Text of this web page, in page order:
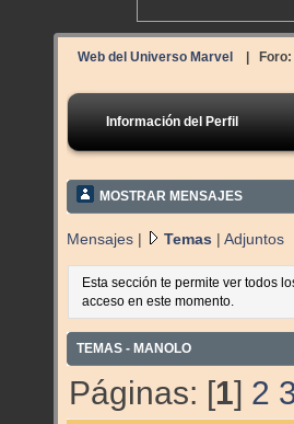
Web del Universo Marvel | Foro:
Información del Perfil
MOSTRAR MENSAJES
Mensajes | Temas | Adjuntos
Esta sección te permite ver todos
acceso en este momento.
TEMAS - MANOLO
Páginas: [1] 2